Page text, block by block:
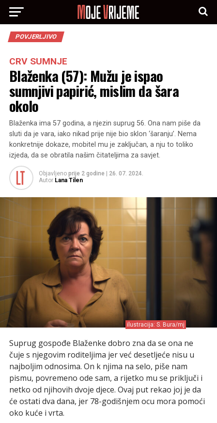
POVJERLJIVO
CRV SUMNJE
Blaženka (57): Mužu je ispao
sumnjivi papirić, mislim da šara
okolo
Blaženka ima 57 godina, a njezin suprug 56. Ona nam piše da
sluti da je vara, iako nikad prije nije bio sklon ‘šaranju’. Nema
konkretnije dokaze, mobitel mu je zaključan, a nju to toliko
izjeda, da se obratila našim čitateljima za savjet.
Objavljeno prije 2 godine
26. 07. 2024.
Autor Lana Tilen
ilustracija: S. Bura/mj
Suprug gospođe Blaženke dobro zna da se ona ne
čuje s njegovim roditeljima jer već desetljeće nisu u
najboljim odnosima. On k njima na selo, piše nam
pismu, povremeno ode sam, a rijetko mu se priključi i
netko od njihovih dvoje djece. Ovaj put rekao joj je da
će ostati dva dana, jer 78-godišnjem ocu mora pomoći
oko kuće i vrta.